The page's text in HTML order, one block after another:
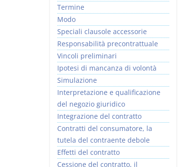
Termine
Modo
Speciali clausole accessorie
Responsabilità precontrattuale
Vincoli preliminari
Ipotesi di mancanza di volontà
Simulazione
Interpretazione e qualificazione
del negozio giuridico
Integrazione del contratto
Contratti del consumatore, la
tutela del contraente debole
Effetti del contratto
Cessione del contratto, il